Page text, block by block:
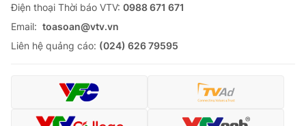
Ðiện thoại Thời báo VTV: 0988 671 671
Email: toasoan@vtv.vn
Liên hệ quảng cáo: (024) 626 79595